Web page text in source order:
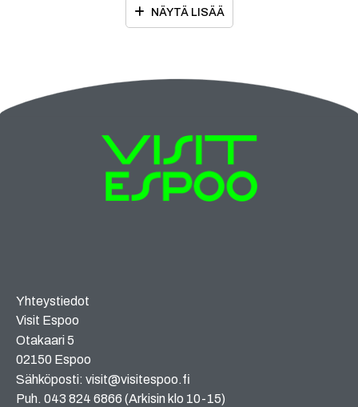
NÄYTÄ LISÄÄ
Yhteystiedot
Visit Espoo
Otakaari 5
02150 Espoo
Sähköposti: visit@visitespoo.fi
Puh. 043 824 6866 (Arkisin klo 10-15)